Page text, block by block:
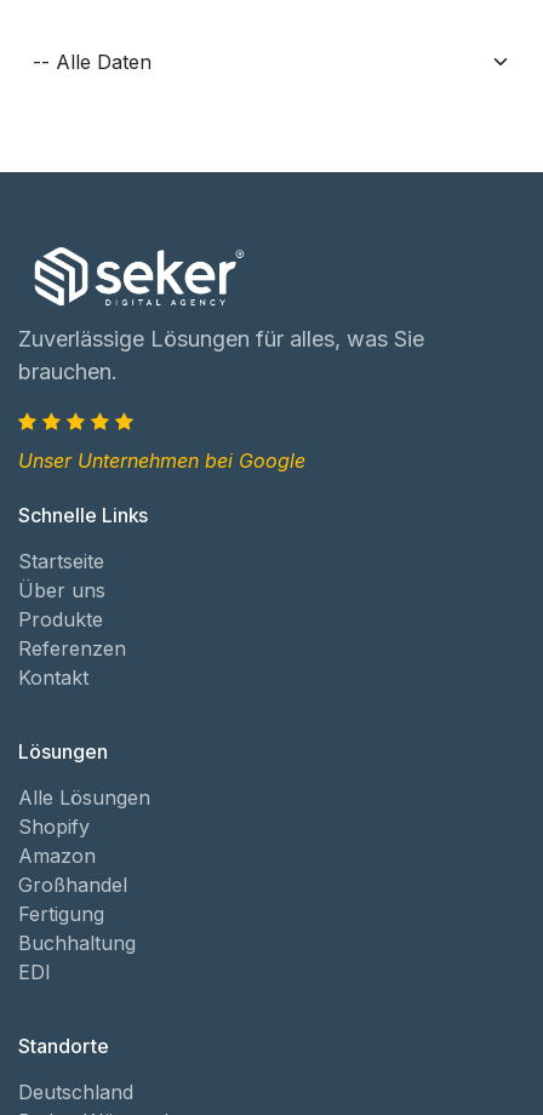
Zuverlässige Lösungen für alles, was Sie
brauchen.
Unser Unternehmen bei Google
Schnelle Links
Startseite
Über uns
Produkte
Referenzen
Kontakt
Lösungen
Alle Lösungen
Shopify
Amazon
Großhandel
Fertigung
Buchhaltung
EDI
Standorte
Deutschland